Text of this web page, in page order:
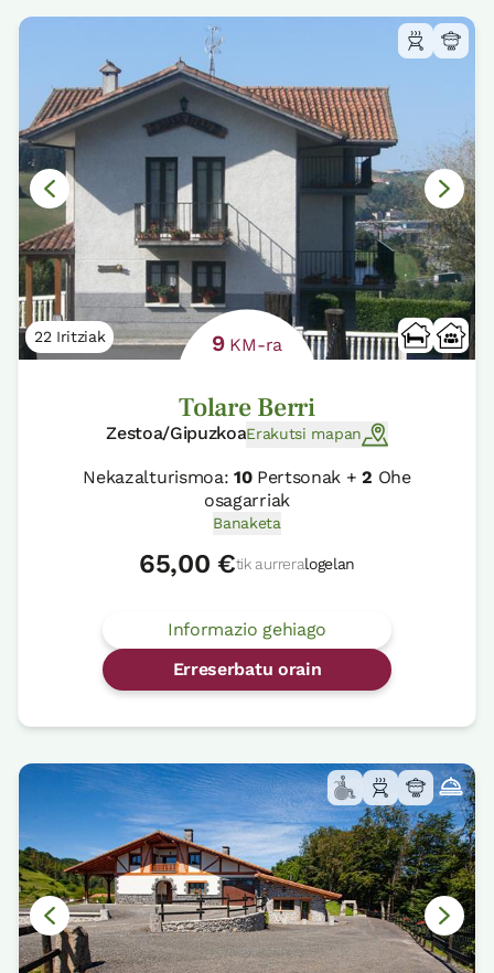
22 Iritziak 9KM-ra
Tolare Berri
Zestoa/GipuzkoaErakutsi mapan
Nekazalturismoa: 10Pertsonak +2 Ohe
osagarriak
Banaketa
65,00 €tik aurreralogelan
Informazio gehiago
Erreserbatu orain